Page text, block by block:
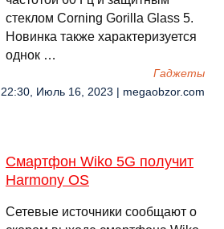
стеклом Corning Gorilla Glass 5.
Новинка также характеризуется
однок …
Гаджеты
22:30, Июль 16, 2023 | megaobzor.com
Смартфон Wiko 5G получит
Harmony OS
Сетевые источники сообщают о